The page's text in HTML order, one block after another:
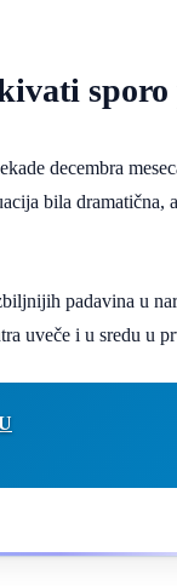
decembra
bila dramatična,
padavina u
uveče i u sredu u